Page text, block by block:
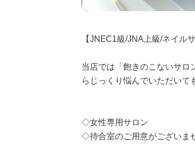
【JNEC1級/JNA上級/ネイル
当店では「飽きのこないサ
らじっくり悩んでいただいて
◇女性専用サロン
◇待合室のご用意がございま